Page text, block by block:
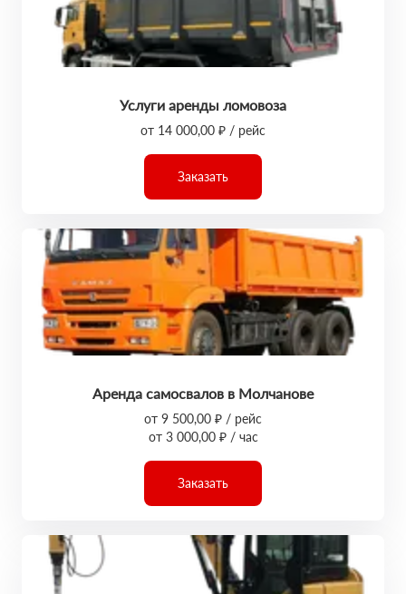
Услуги аренды ломовоза
от 14 000,00 ₽ / рейс
Заказать
Аренда самосвалов в Молчанове
от 9 500,00 ₽ / рейс
от 3 000,00 ₽ / час
Заказать